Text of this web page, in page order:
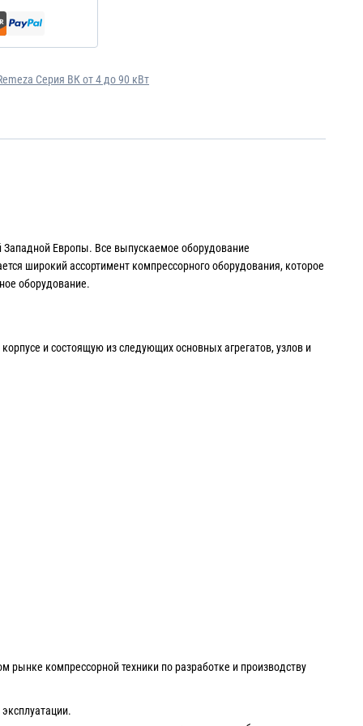
Серия ВК от 4 до 90 кВт
Западной Европы. Все выпускаемое оборудование
широкий ассортимент компрессорного оборудования, которое
оборудование.
и состоящую из следующих основных агрегатов, узлов и
компрессорной техники по разработке и производству